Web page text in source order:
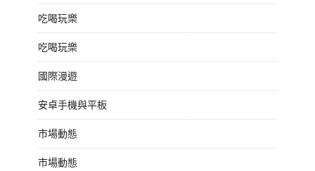
吃喝玩樂
吃喝玩樂
國際漫遊
安卓手機與平板
市場動態
市場動態